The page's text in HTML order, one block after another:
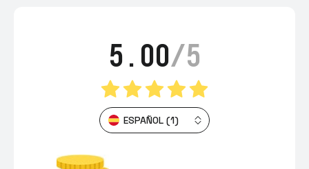
5.00/5
ESPAÑOL (1)